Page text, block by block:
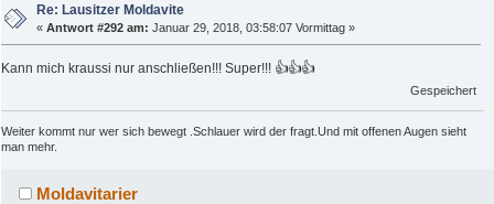
Re: Lausitzer Moldavite
«Antwort #292 am: Januar 29, 2018, 03:58:07 Vormittag »
Kann mich kraussi nur anschließen!!! Super!!! 👍👍👍
Gespeichert
Weiter kommt nur wer sich bewegt .Schlauer wird der fragt.Und mit offenen Augen sieht
man mehr.
Moldavitarier